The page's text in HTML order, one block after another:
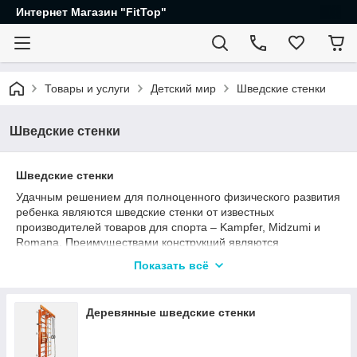
Интернет Магазин "FitTop"
Товары и услуги Детский мир Шведские стенки
Шведские стенки
Шведские стенки
Удачным решением для полноценного физического развития
ребенка являются шведские стенки от известных
производителей товаров для спорта – Kampfer, Midzumi и
Romana. Преимуществами конструкций являются
позволяющую установку в детских комнатах.
комплектоваться разными спортивными снарядами – это
брусья, кольца, канаты и веревочные лестницы. Сбоку можно
повесить боксерский мешок, закрепить навесной туник или
Показать всё
Деревянные шведские стенки